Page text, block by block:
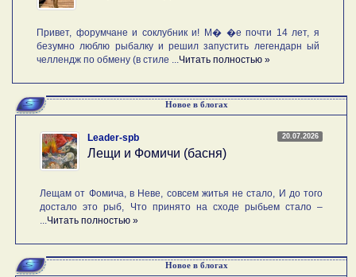
Привет, форумчане и соклубник и! М� �е почти 14 лет, я
безумно люблю рыбалку и решил запустить легендарн ый
челлендж по обмену (в стиле ... Читать полностью »
Новое в блогах
20.07.2026
Leader-spb
Лещи и Фомичи (басня)
Лещам от Фомича, в Неве, совсем житья не стало, И до того
достало это рыб, Что принято на сходе рыбьем стало –
Читать полностью »
Новое в блогах